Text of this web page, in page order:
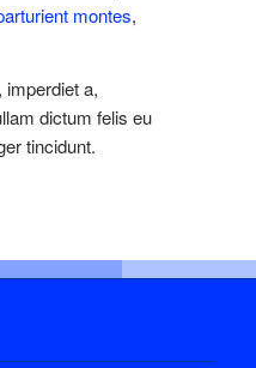
montes,
imperdiet a,
dictum felis eu
tincidunt.